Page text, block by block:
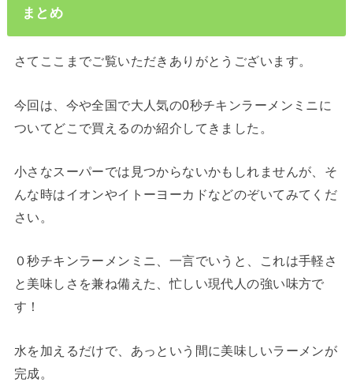
まとめ
さてここまでご覧いただきありがとうございます。
今回は、今や全国で大人気の0秒チキンラーメンミニに
ついてどこで買えるのか紹介してきました。
小さなスーパーでは見つからないかもしれませんが、そ
んな時はイオンやイトーヨーカドなどのぞいてみてくだ
さい。
０秒チキンラーメンミニ、一言でいうと、これは手軽さ
と美味しさを兼ね備えた、忙しい現代人の強い味方で
す！
水を加えるだけで、あっという間に美味しいラーメンが
完成。